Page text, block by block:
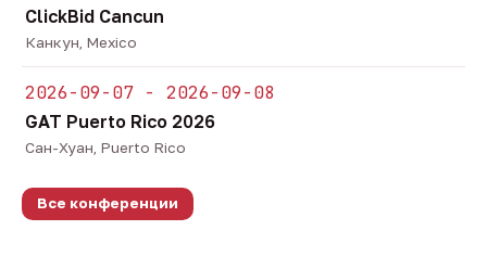
ClickBid Cancun
Канкун, Mexico
2026-09-07 - 2026-09-08
GAT Puerto Rico 2026
Сан-Хуан, Puerto Rico
Все конференции